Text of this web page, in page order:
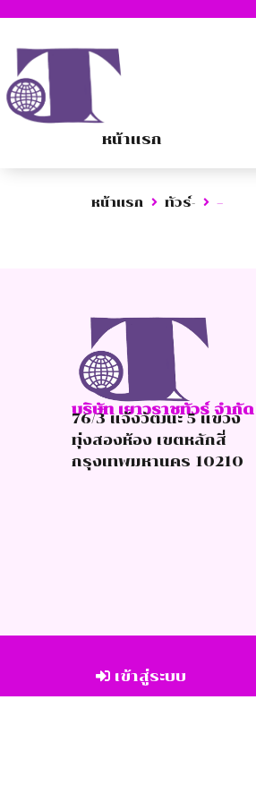
หน้าแรก
หน้าแรก ทัวร์- –
บริษัท เยาวราชทัวร์ จำกัด
76/3 แจ้งวัฒนะ 5 แขวง
ทุ่งสองห้อง เขตหลักสี่
กรุงเทพมหานคร 10210
เข้าสู่ระบบ